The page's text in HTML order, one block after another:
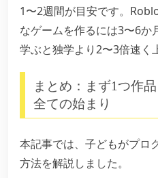
1〜2週間が目安です。
なゲームを作るには3〜6か
学ぶと独学より2〜3倍速く
まとめ：まず1つ作
全ての始まり
本記事では、子どもがプロ
方法を解説しました。